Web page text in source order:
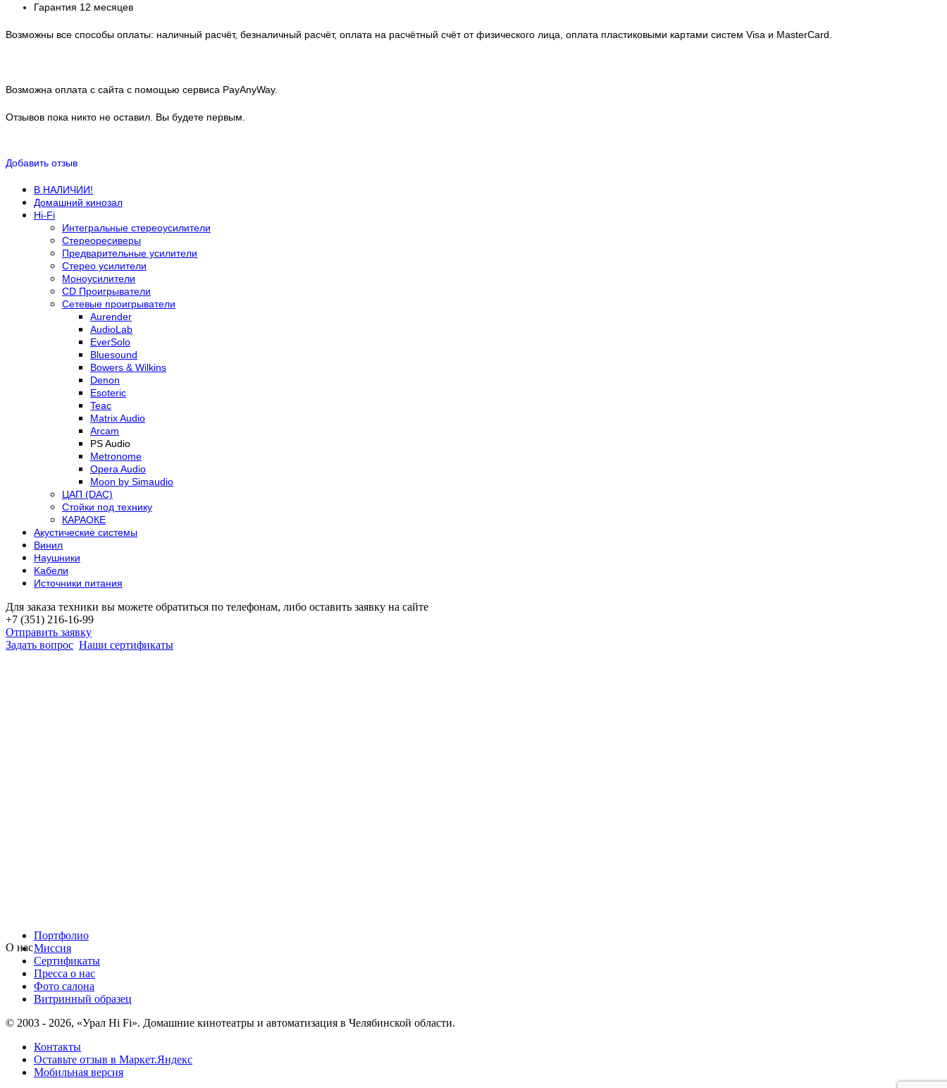
Гарантия 12 месяцев
Возможны все способы оплаты: наличный расчёт, безналичный расчёт, оплата на расчётный счёт от физического лица, оплата пластиковыми картами систем Visa и MasterCard.
Возможна оплата с сайта с помощью сервиса PayAnyWay.
Отзывов пока никто не оставил. Вы будете первым.
Добавить отзыв
В НАЛИЧИИ!
Домашний кинозал
Hi-Fi
Интегральные стереоусилители
Стереоресиверы
Предварительные усилители
Стерео усилители
Моноусилители
CD Проигрыватели
Сетевые проигрыватели
Aurender
AudioLab
EverSolo
Bluesound
Bowers & Wilkins
Denon
Esoteric
Teac
Matrix Audio
Arcam
PS Audio
Metronome
Opera Audio
Moon by Simaudio
ЦАП (DAC)
Стойки под технику
КАРАОКЕ
Акустические системы
Винил
Наушники
Kабели
Источники питания
Для заказа техники вы можете обратиться по телефонам, либо оставить заявку на сайте
+7 (351) 216-16-99
Отправить заявку
Задать вопрос Наши сертификаты
О нас
Портфолио
Миссия
Сертификаты
Пресса о нас
Фото салона
Витринный образец
© 2003 - 2026, «Урал Hi Fi». Домашние кинотеатры и автоматизация в Челябинской области.
Контакты
Оставьте отзыв в Маркет.Яндекс
Мобильная версия